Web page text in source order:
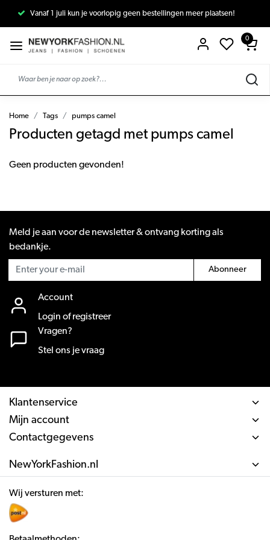
Vanaf 1 juli kun je voorlopig geen bestellingen meer plaatsen!
0
Home Tags pumps camel
Producten getagd met pumps camel
Geen producten gevonden!
Meld je aan voor de newsletter & ontvang korting als
bedankje.
Abonneer
Account
Login of registreer
Vragen?
Stel ons je vraag
Klantenservice
Mijn account
Contactgegevens
NewYorkFashion.nl
Wij versturen met: